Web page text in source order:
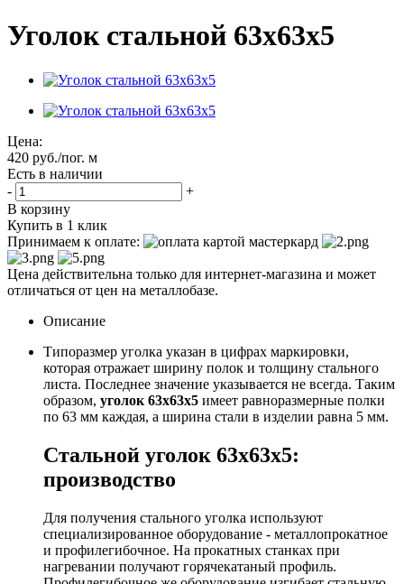
Уголок стальной 63х63х5
Цена:
420 руб./пог. м
Есть в наличии
-
+
В корзину
Купить в 1 клик
Принимаем к оплате:
Цена действительна только для интернет-магазина и может
отличаться от цен на металлобазе.
Описание
Типоразмер уголка указан в цифрах маркировки,
которая отражает ширину полок и толщину стального
листа. Последнее значение указывается не всегда. Таким
образом, уголок 63x63x5 имеет равноразмерные полки
по 63 мм каждая, а ширина стали в изделии равна 5 мм.
Стальной уголок 63x63x5:
производство
Для получения стального уголка используют
специализированное оборудование - металлопрокатное
и профилегибочное. На прокатных станках при
нагревании получают горячекатаный профиль.